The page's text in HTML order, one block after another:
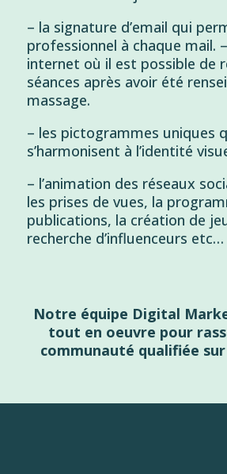
– la signature d’email qui
professionnel à chaque mail.
internet où il est possible de
séances après avoir été
massage.
– les pictogrammes uniques
s’harmonisent à l’identité
– l’animation des réseaux
les prises de vues, la
publications, la création de
recherche d’influenceurs etc…
Notre équipe Digital
tout en oeuvre pour
communauté qualifiée